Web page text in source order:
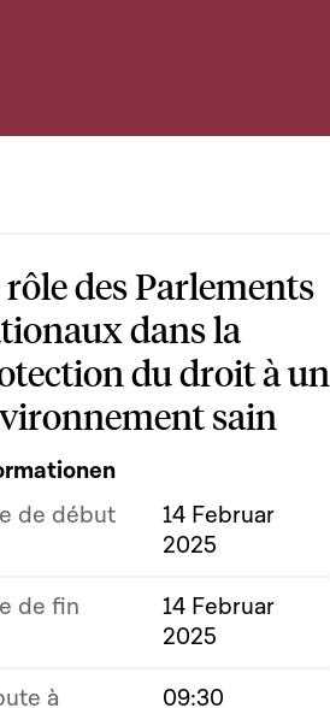
des Parlements
dans la
du droit à un
sain
de début
14 Februar
2025
de fin
14 Februar
2025
à
09:30